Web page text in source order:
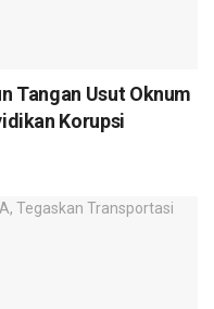
Tangan Usut Oknum
Korupsi